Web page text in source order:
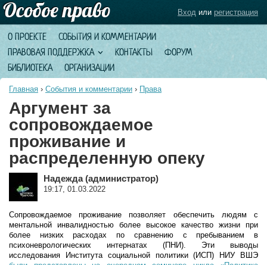
О ПРОЕКТЕ
СОБЫТИЯ И КОММЕНТАРИИ
ПРАВОВАЯ ПОДДЕРЖКА
КОНТАКТЫ
ФОРУМ
БИБЛИОТЕКА
ОРГАНИЗАЦИИ
Вход или регистрация
Главная › События и комментарии › Права
Аргумент за
сопровождаемое
проживание и
распределенную опеку
Надежда (администратор)
19:17, 01.03.2022
Сопровождаемое проживание позволяет обеспечить людям с
ментальной инвалидностью более высокое качество жизни при
более низких расходах по сравнению с пребыванием в
психоневрологических интернатах (ПНИ). Эти выводы
исследования Института социальной политики (ИСП) НИУ ВШЭ